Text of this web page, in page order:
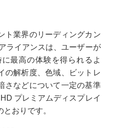
ト業界のリーディングカン
ライアンスは、ユーザーが
最高の体験を得られるよ
の解析度、色域、ビットレ
さなどについて一定の基準
プレミアムディスプレイ
おりです。